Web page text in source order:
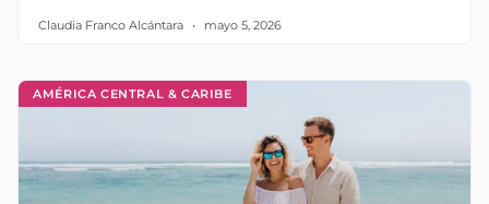
Claudia Franco Alcántara mayo 5, 2026
AMÉRICA CENTRAL & CARIBE